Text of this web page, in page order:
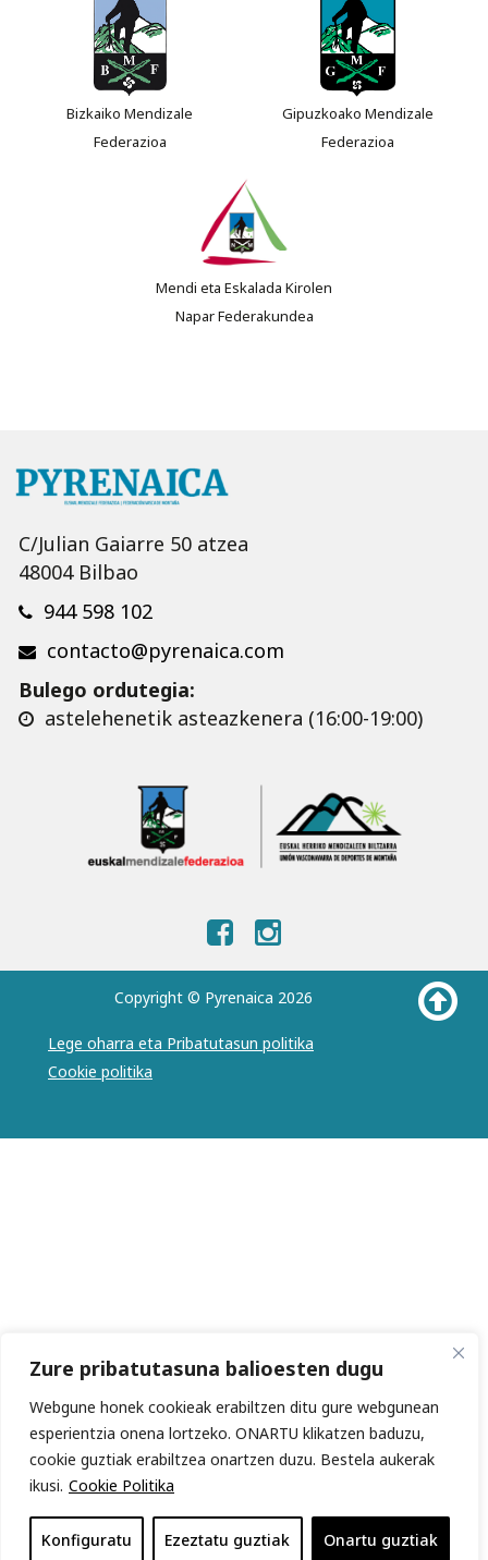
Zure pribatutasuna balioesten dugu
Webgune honek cookieak erabiltzen ditu gure webgunean
esperientzia onena lortzeko. ONARTU klikatzen baduzu,
cookie guztiak erabiltzea onartzen duzu. Bestela aukerak
ikusi. Cookie Politika
Konfiguratu Ezeztatu guztiak Onartu guztiak
Bizkaiko Mendizale
Federazioa
Gipuzkoako Mendizale
Federazioa
Mendi eta Eskalada Kirolen
Napar Federakundea
C/Julian Gaiarre 50 atzea
48004 Bilbao
944 598 102
contacto@pyrenaica.com
Bulego ordutegia:
astelehenetik asteazkenera (16:00-19:00)
Copyright © Pyrenaica 2026
Lege oharra eta Pribatutasun politika
Cookie politika